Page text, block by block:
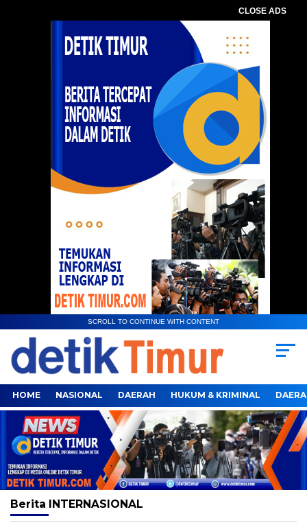
CLOSE ADS
SCROLL TO CONTINUE WITH CONTENT
HOME NASIONAL DAERAH HUKUM & KRIMINAL
Berita INTERNASIONAL